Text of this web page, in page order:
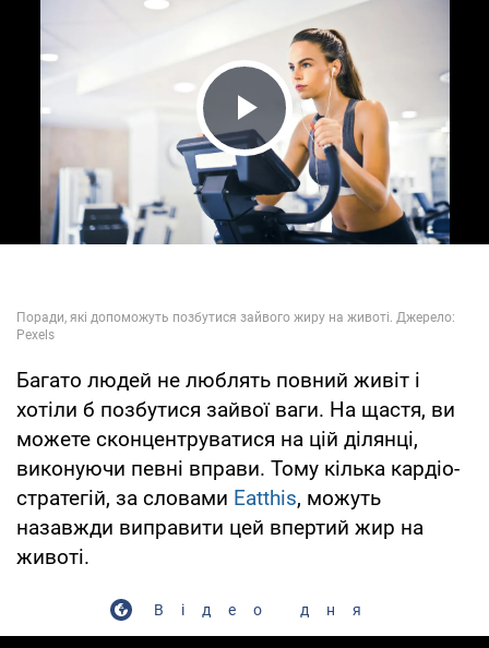
Play Video
Багато людей не люблять повний живіт і
хотіли б позбутися зайвої ваги. На щастя, ви
можете сконцентруватися на цій ділянці,
виконуючи певні вправи. Тому кілька кардіо-
стратегій, за словами Eatthis, можуть
назавжди виправити цей впертий жир на
животі.
Відео дня